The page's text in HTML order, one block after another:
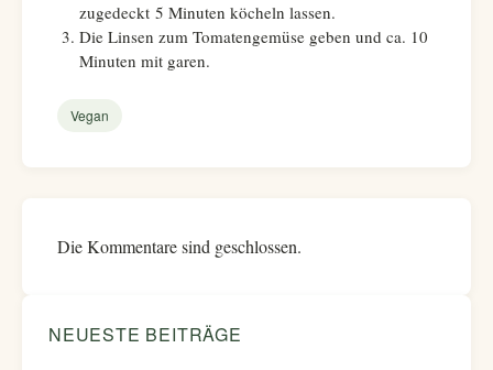
zugedeckt 5 Minuten köcheln lassen.
Die Linsen zum Tomatengemüse geben und ca. 10
Minuten mit garen.
Vegan
Die Kommentare sind geschlossen.
NEUESTE BEITRÄGE